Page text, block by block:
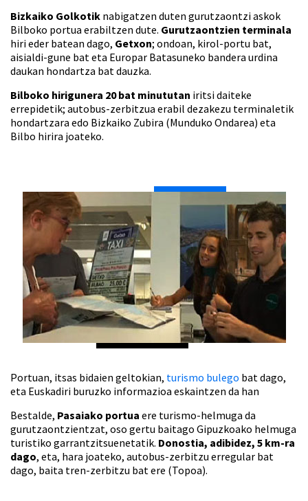
Bizkaiko Golkotik nabigatzen duten gurutzaontzi askok
Bilboko portua erabiltzen dute. Gurutzaontzien terminala
hiri eder batean dago, Getxon; ondoan, kirol-portu bat,
aisialdi-gune bat eta Europar Batasuneko bandera urdina
daukan hondartza bat dauzka.
Bilboko hirigunera 20 bat minututan iritsi daiteke
errepidetik; autobus-zerbitzua erabil dezakezu terminaletik
hondartzara edo Bizkaiko Zubira (Munduko Ondarea) eta
Bilbo hirira joateko.
Portuan, itsas bidaien geltokian, turismo bulego bat dago,
eta Euskadiri buruzko informazioa eskaintzen da han
Bestalde, Pasaiako portua ere turismo-helmuga da
gurutzaontzientzat, oso gertu baitago Gipuzkoako helmuga
turistiko garrantzitsuenetatik. Donostia, adibidez, 5 km-ra
dago, eta, hara joateko, autobus-zerbitzu erregular bat
dago, baita tren-zerbitzu bat ere (Topoa).